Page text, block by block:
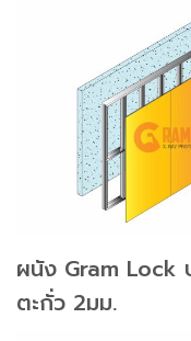
ผนัง Gram Lock
ตะกั่ว 2มม.